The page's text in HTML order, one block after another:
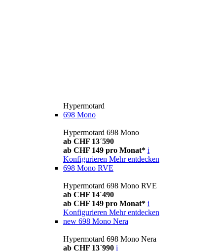
Hypermotard
698 Mono
Hypermotard 698 Mono
ab CHF 13´590
ab CHF 149 pro Monat* i
Konfigurieren Mehr entdecken
698 Mono RVE
Hypermotard 698 Mono RVE
ab CHF 14´490
ab CHF 149 pro Monat* i
Konfigurieren Mehr entdecken
new 698 Mono Nera
Hypermotard 698 Mono Nera
ab CHF 13´990 i